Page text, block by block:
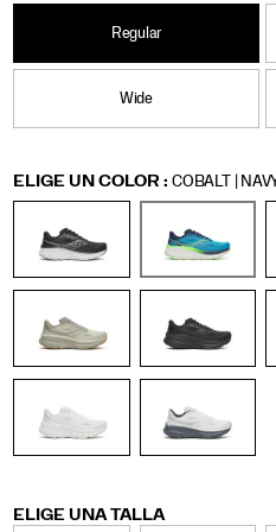
suave
flexibilidad
en
parte
delantera
y
mayor
durabilidad.
Siente
la
seguridad
cada
des.
Regular
Wide
Variations
ELIGE UN COLOR : COBALT |
Variations
ELIGE UNA TALLA